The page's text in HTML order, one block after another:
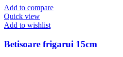
Add to compare
Quick view
Add to wishlist
Betisoare frigarui 15cm